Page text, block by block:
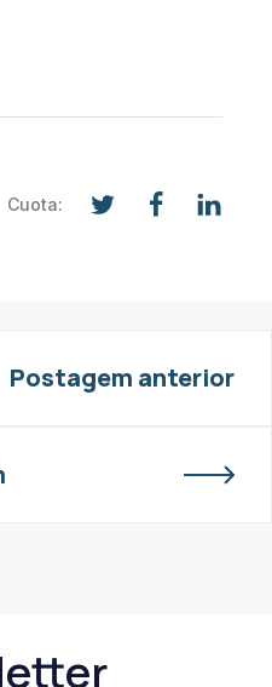
Cuota:
Postagem anterior